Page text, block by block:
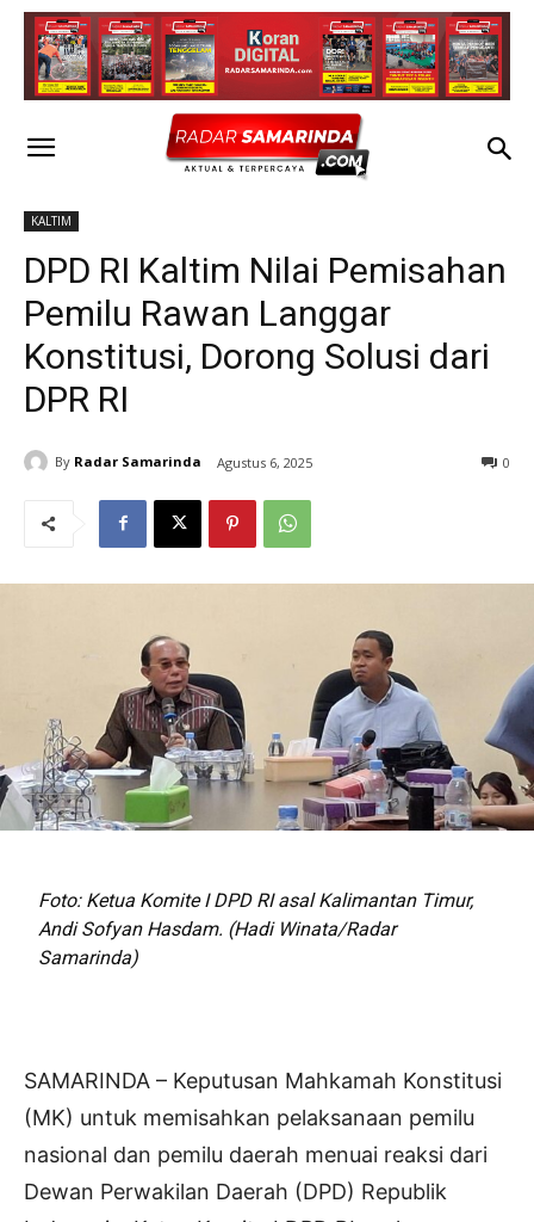
KALTIM
DPD RI Kaltim Nilai Pemisahan
Pemilu Rawan Langgar
Konstitusi, Dorong Solusi dari
DPR RI
By Radar Samarinda Agustus 6, 2025 0
Foto: Ketua Komite I DPD RI asal Kalimantan Timur,
Andi Sofyan Hasdam. (Hadi Winata/Radar
Samarinda)
SAMARINDA – Keputusan Mahkamah Konstitusi
(MK) untuk memisahkan pelaksanaan pemilu
nasional dan pemilu daerah menuai reaksi dari
Dewan Perwakilan Daerah (DPD) Republik